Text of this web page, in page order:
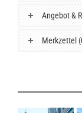
Angebot &
Merkzettel